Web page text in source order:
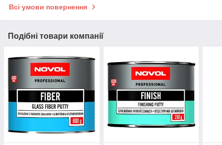
Всі умови повернення
Подібні товари компанії